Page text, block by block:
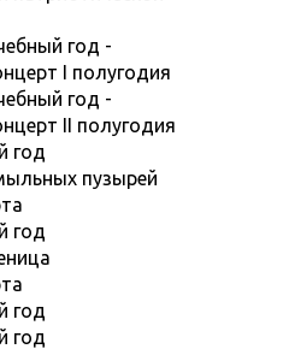
год -
I полугодия
год -
II полугодия
год
пузырей
год
год
год